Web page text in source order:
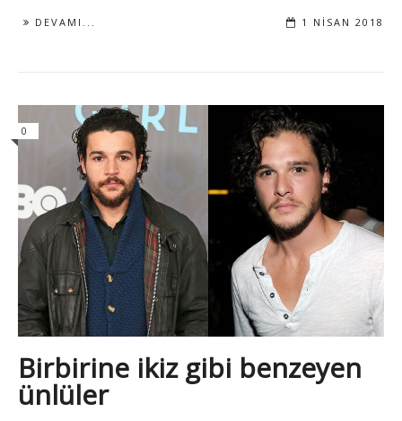
DEVAMI... 1 NISAN 2018
0
Birbirine ikiz gibi benzeyen
ünlüler